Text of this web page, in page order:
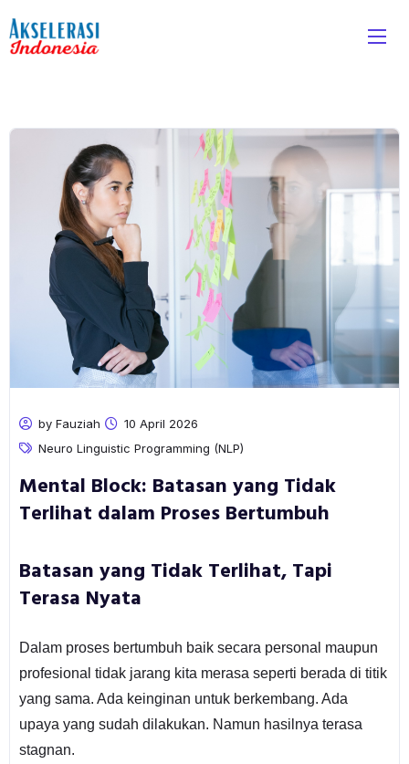
by Fauziah
10 April 2026
Neuro Linguistic Programming (NLP)
Mental Block: Batasan yang Tidak
Terlihat dalam Proses Bertumbuh
Batasan yang Tidak Terlihat, Tapi
Terasa Nyata
Dalam proses bertumbuh baik secara personal maupun
profesional tidak jarang kita merasa seperti berada di titik
yang sama. Ada keinginan untuk berkembang. Ada
upaya yang sudah dilakukan. Namun hasilnya terasa
stagnan.